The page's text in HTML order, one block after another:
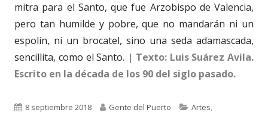
mitra para el Santo, que fue Arzobispo de Valencia,
pero tan humilde y pobre, que no mandarán ni un
espolín, ni un brocatel, sino una seda adamascada,
sencillita, como el Santo. | Texto: Luis Suárez Avila.
Escrito en la década de los 90 del siglo pasado.
Publicado
8 septiembre 2018 Autor
Gente del Puerto Categorías
Artes,